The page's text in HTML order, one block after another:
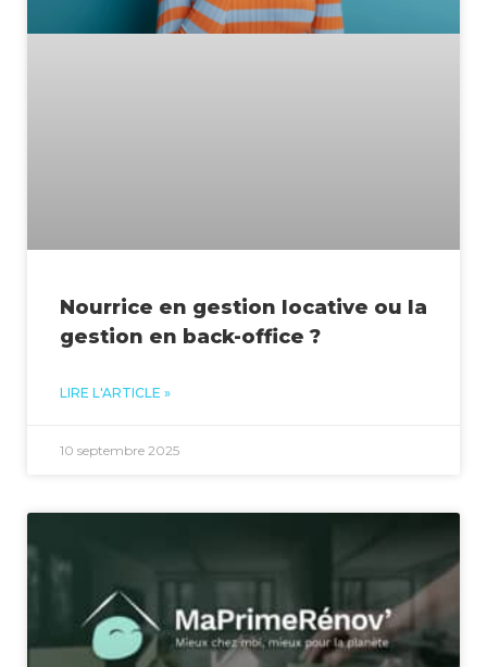
Nourrice en gestion locative ou la
gestion en back-office ?
LIRE L'ARTICLE »
10 septembre 2025